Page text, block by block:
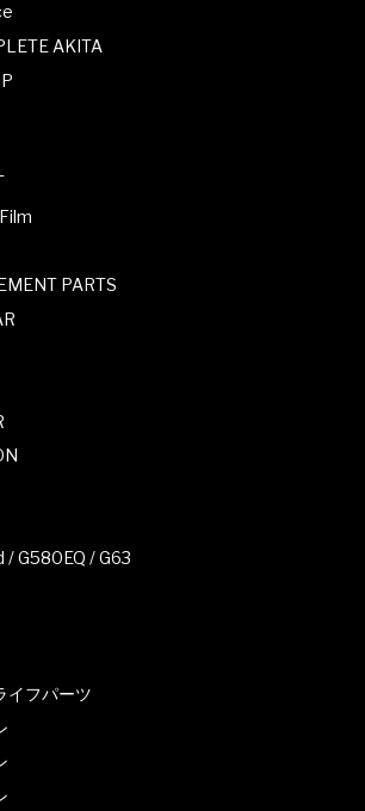
AKITA
PARTS
G580EQ / G63
イフパーツ